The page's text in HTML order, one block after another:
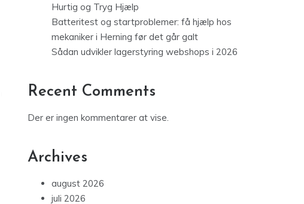
Hurtig og Tryg Hjælp
Batteritest og startproblemer: få hjælp hos
mekaniker i Herning før det går galt
Sådan udvikler lagerstyring webshops i 2026
Recent Comments
Der er ingen kommentarer at vise.
Archives
august 2026
juli 2026